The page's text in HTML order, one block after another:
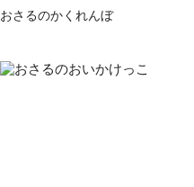
おさるのかくれんぼ